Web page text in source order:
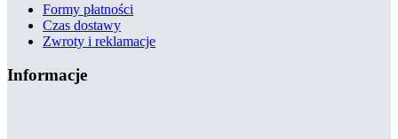
Formy płatności
Czas dostawy
Zwroty i reklamacje
Informacje